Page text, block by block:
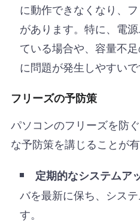
に動作できなくなり、
があります。特に、電
ている場合や、容量不
に問題が発生しやすいで
フリーズの予防策
パソコンのフリーズを防
な予防策を講じることが
定期的なシステムア
バを最新に保ち、シス
す。